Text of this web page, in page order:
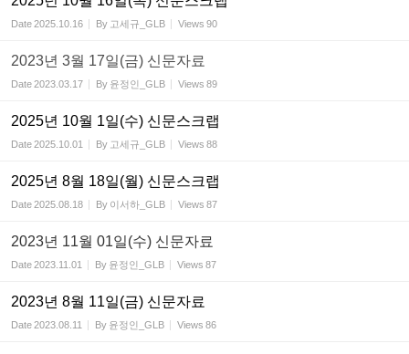
Date2025.10.16 By 고세규_GLB Views 90
2023년 3월 17일(금) 신문자료
Date2023.03.17 By 윤정인_GLB Views 89
2025년 10월 1일(수) 신문스크랩
Date2025.10.01 By 고세규_GLB Views 88
2025년 8월 18일(월) 신문스크랩
Date2025.08.18 By 이서하_GLB Views 87
2023년 11월 01일(수) 신문자료
Date2023.11.01 By 윤정인_GLB Views 87
2023년 8월 11일(금) 신문자료
Date2023.08.11 By 윤정인_GLB Views 86